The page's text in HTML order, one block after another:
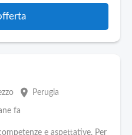
place Perugia
fa
e aspettative. Per